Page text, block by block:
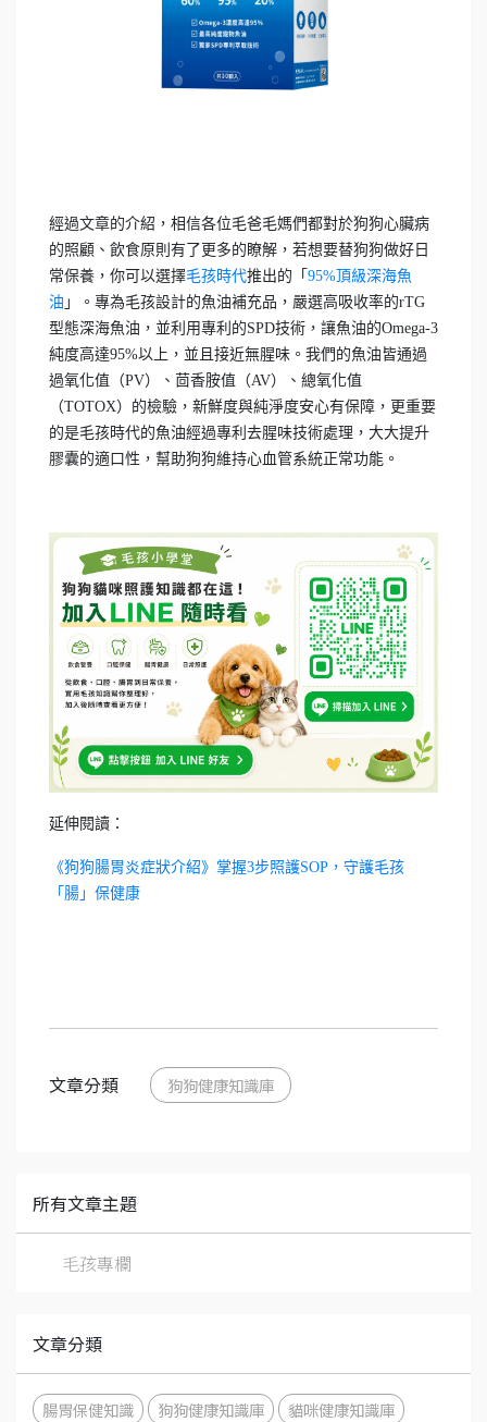
經過文章的介紹，相信各位毛爸毛媽們都對於狗狗心臟病
的照顧、飲食原則有了更多的瞭解，若想要替狗狗做好日
常保養，你可以選擇毛孩時代推出的「 95%頂級深海魚
油 」。專為毛孩設計的魚油補充品，嚴選高吸收率的rTG
型態深海魚油，並利用專利的SPD技術，讓魚油的Omega-3
純度高達95%以上，並且接近無腥味。我們的魚油皆通過
過氧化值（PV）、茴香胺值（AV）、總氧化值
（TOTOX）的檢驗，新鮮度與純淨度安心有保障，更重要
的是毛孩時代的魚油經過專利去腥味技術處理，大大提升
膠囊的適口性，幫助狗狗維持心血管系統正常功能。
延伸閱讀：
《狗狗腸胃炎症狀介紹》掌握3步照護SOP，守護毛孩
「腸」保健康
文章分類 狗狗健康知識庫
所有文章主題
毛孩專欄
文章分類
腸胃保健知識 狗狗健康知識庫
貓咪健康知識庫